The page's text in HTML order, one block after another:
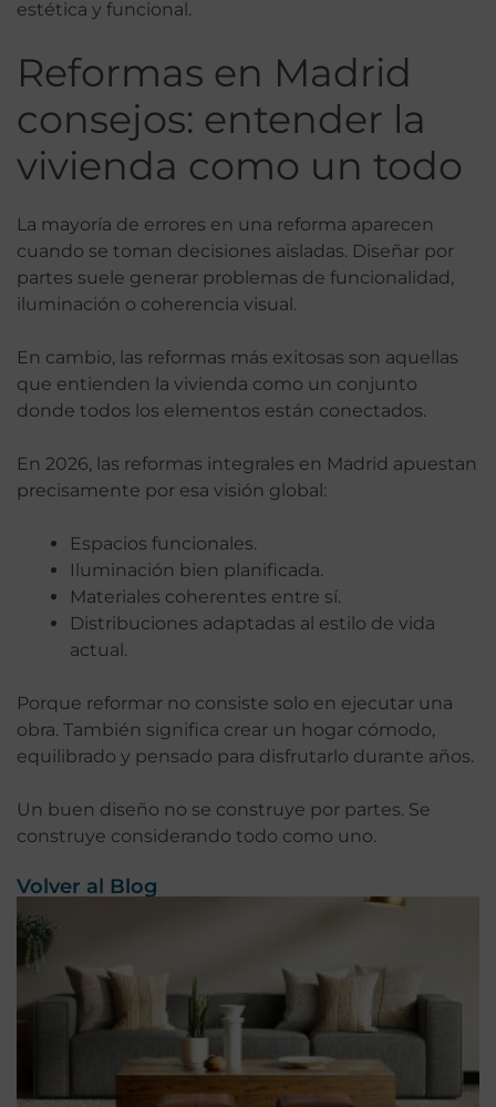
estética y funcional.
Reformas en Madrid
consejos: entender la
vivienda como un todo
La mayoría de errores en una reforma aparecen
cuando se toman decisiones aisladas. Diseñar por
partes suele generar problemas de funcionalidad,
iluminación o coherencia visual.
En cambio, las reformas más exitosas son aquellas
que entienden la vivienda como un conjunto
donde todos los elementos están conectados.
En 2026, las reformas integrales en Madrid apuestan
precisamente por esa visión global:
Espacios funcionales.
Iluminación bien planificada.
Materiales coherentes entre sí.
Distribuciones adaptadas al estilo de vida
actual.
Porque reformar no consiste solo en ejecutar una
obra. También significa crear un hogar cómodo,
equilibrado y pensado para disfrutarlo durante años.
Un buen diseño no se construye por partes. Se
construye considerando todo como uno.
Volver al Blog